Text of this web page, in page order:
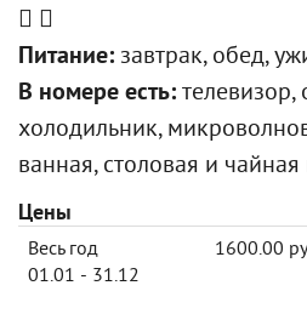
Питание: завтрак, обед,
В номере есть: телевизор,
холодильник,
ванная, столовая и чайная
Цены
Весь год
01.01 - 31.12
1600.00